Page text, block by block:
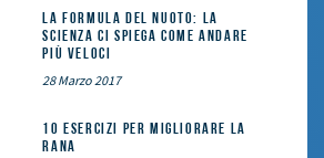
La formula del nuoto: la
scienza ci spiega come andare
più veloci
28 Marzo 2017
10 esercizi per migliorare la
rana